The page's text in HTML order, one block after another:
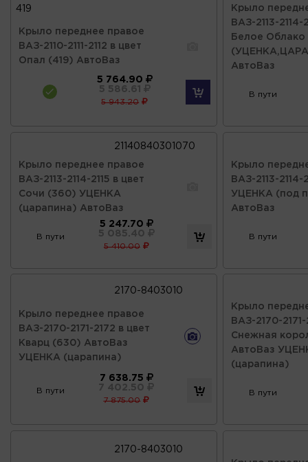
419
Крыло переднее правое
ВАЗ-2110-2111-2112 в цвет
Опал (419) АвтоВаз
5 764.90
5 586.61
5 943.20
Крыло
ВАЗ-2113-2114-
Белое
АвтоВаз
В пути
21140840301070
Крыло переднее правое
ВАЗ-2113-2114-2115 в цвет
Сочи (360) УЦЕНКА
(царапина) АвтоВаз
В пути
5 247.70
5 085.40
5 410.00
Крыло
ВАЗ-2113-2114-
УЦЕНКА (под
АвтоВаз
В пути
2170-8403010
Крыло переднее правое
ВАЗ-2170-2171-2172 в цвет
Кварц (630) АвтоВаз
УЦЕНКА (царапина)
В пути
7 638.75
7 402.50
7 875.00
Крыло
ВАЗ-2170-2171-
Снежная
АвтоВаз
(царапина)
В пути
2170-8403010